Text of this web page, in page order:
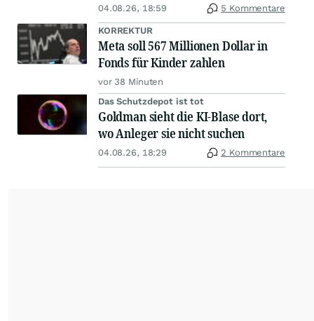
04.08.26, 18:59 5 Kommentare
KORREKTUR
Meta soll 567 Millionen Dollar in
Fonds für Kinder zahlen
vor 38 Minuten
Das Schutzdepot ist tot
Goldman sieht die KI-Blase dort,
wo Anleger sie nicht suchen
04.08.26, 18:29 2 Kommentare